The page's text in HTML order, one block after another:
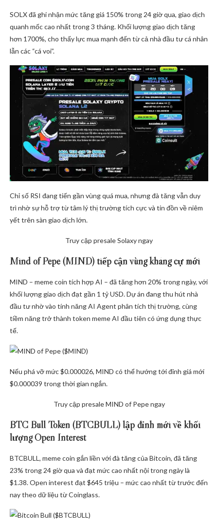
SOLX đã ghi nhận mức tăng giá 150% trong 24 giờ qua, giao dịch
quanh mốc cao nhất trong 3 tháng. Khối lượng giao dịch tăng
hơn 1700%, cho thấy lực mua mạnh đến từ cả nhà đầu tư cá nhân
lẫn các “cá voi”.
Chỉ số RSI đang tiến gần vùng quá mua, nhưng đà tăng vẫn duy
trì nhờ sự hỗ trợ từ tâm lý thị trường tích cực và tin đồn về niêm
yết trên sàn giao dịch lớn.
Truy cập presale Solaxy ngay
Mind of Pepe (MIND) tiếp cận vùng kháng cự mới
MIND – meme coin tích hợp AI – đã tăng hơn 20% trong ngày, với
khối lượng giao dịch đạt gần 1 tỷ USD. Dự án đang thu hút nhà
đầu tư nhờ vào tính năng AI Agent phân tích thị trường, cùng
tiềm năng trở thành token meme AI đầu tiên có ứng dụng thực
tế.
Nếu phá vỡ mức $0.000026, MIND có thể hướng tới đỉnh giá mới
$0.000039 trong thời gian ngắn.
Truy cập presale MIND of Pepe ngay
BTC Bull Token (BTCBULL) lập đỉnh mới về khối
lượng Open Interest
BTCBULL, meme coin gắn liền với đà tăng của Bitcoin, đã tăng
23% trong 24 giờ qua và đạt mức cao nhất nội trong ngày là
$1.38. Open interest đạt $645 triệu – mức cao nhất từ trước đến
nay theo dữ liệu từ Coinglass.